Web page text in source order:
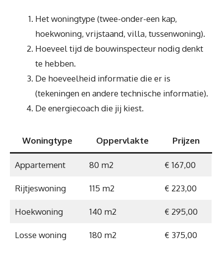
Het woningtype (twee-onder-een kap,
hoekwoning, vrijstaand, villa, tussenwoning).
Hoeveel tijd de bouwinspecteur nodig denkt
te hebben.
De hoeveelheid informatie die er is
(tekeningen en andere technische informatie).
De energiecoach die jij kiest.
Woningtype Oppervlakte Prijzen
Appartement 80 m2 € 167,00
Rijtjeswoning 115 m2 € 223,00
Hoekwoning 140 m2 € 295,00
Losse woning 180 m2 € 375,00